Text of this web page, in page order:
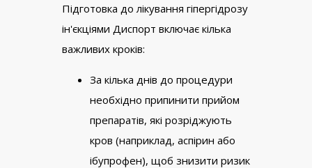
Підготовка до лікування гіпергідрозу
ін'єкціями Диспорт включає кілька
важливих кроків:
За кілька днів до процедури
необхідно припинити прийом
препаратів, які розріджують
кров (наприклад, аспірин або
ібупрофен), щоб знизити ризик